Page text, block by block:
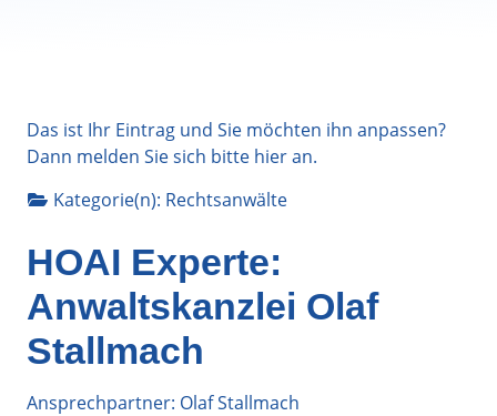
Das ist Ihr Eintrag und Sie möchten ihn anpassen?
Dann melden Sie sich bitte hieran.
Kategorie(n): Rechtsanwälte
HOAI Experte:
Anwaltskanzlei Olaf
Stallmach
Ansprechpartner: Olaf Stallmach